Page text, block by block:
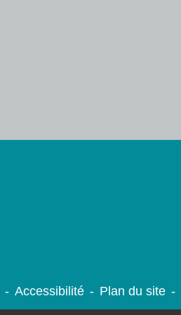
- Accessibilité - Plan du site -